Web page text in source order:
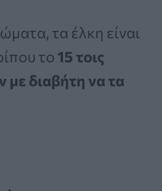
τα έλκη είναι
το 15 τοις
διαβήτη να τα